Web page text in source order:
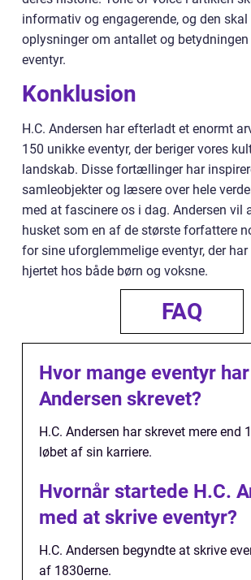
informativ og engagerende, og den
oplysninger om antallet og
eventyr.
Konklusion
H.C. Andersen har efterladt et enormt
150 unikke eventyr, der beriger vores
landskab. Disse fortællinger har
samleobjekter og læsere over hele
med at fascinere os i dag. Andersen vil
husket som en af de største forfattere
for sine uforglemmelige eventyr, der
hjertet hos både børn og voksne.
FAQ
Hvor mange eventyr
Andersen skrevet?
H.C. Andersen har skrevet mere end
løbet af sin karriere.
Hvornår startede H.C.
med at skrive eventyr?
H.C. Andersen begyndte at skrive
af 1830erne.